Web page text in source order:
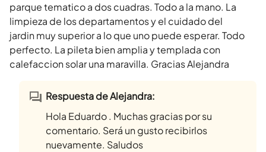
parque tematico a dos cuadras. Todo a la mano. La
limpieza de los departamentos y el cuidado del
jardin muy superior a lo que uno puede esperar. Todo
perfecto. La pileta bien amplia y templada con
calefaccion solar una maravilla. Gracias Alejandra
Respuesta de Alejandra:
Hola Eduardo . Muchas gracias por su
comentario. Será un gusto recibirlos
nuevamente. Saludos